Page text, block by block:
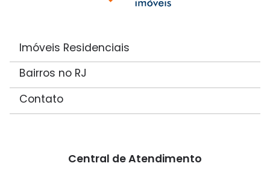
Imóveis Residenciais
Bairros no RJ
Contato
Central de Atendimento